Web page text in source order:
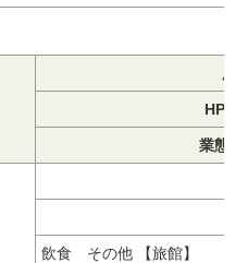
HP
業態
飲食 その他 【旅館】